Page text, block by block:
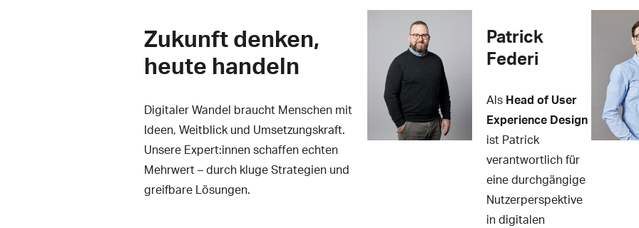
Zukunft denken,
heute handeln
Digitaler Wandel braucht Menschen mit
Ideen, Weitblick und Umsetzungskraft.
Unsere Expert:innen schaffen echten
Mehrwert – durch kluge Strategien und
greifbare Lösungen.
Patrick
Federi
Als Head of User
Experience Design
ist Patrick
verantwortlich für
eine durchgängige
Nutzerperspektive
in digitalen